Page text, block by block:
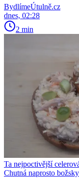
BydlímeÚtulně.cz
dnes, 02:28
2 min
Ta nejpoctivější
Chutná naprosto